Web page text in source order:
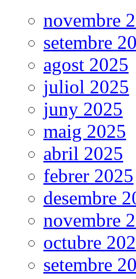
novembre
setembre
agost 2025
juliol 2025
juny 2025
maig 2025
abril 2025
febrer 2025
desembre
novembre
octubre
setembre